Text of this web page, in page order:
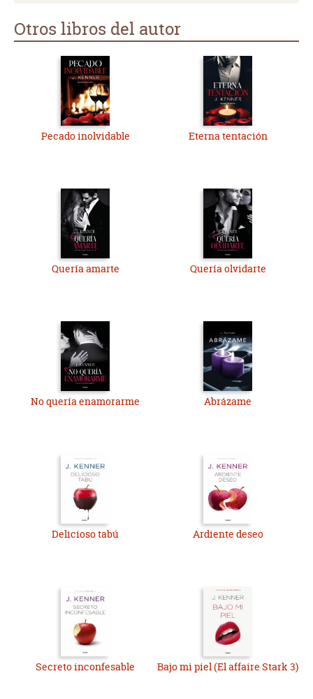
Otros libros del autor
Pecado inolvidable Eterna tentación
Quería amarte Quería olvidarte
No quería enamorarme Abrázame
Delicioso tabú Ardiente deseo
Secreto inconfesable Bajo mi piel (El affaire Stark 3)